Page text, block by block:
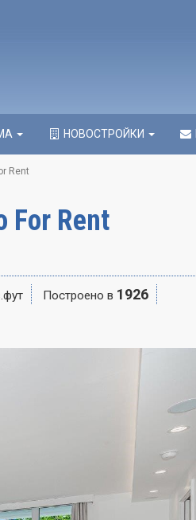
НОВОСТРОЙКИ
Rent
For Rent
Построено в 1926